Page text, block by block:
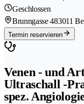
Geschlossen
Brunngasse 483011
Termin reservieren
Venen - und
Ultraschall -
spez.